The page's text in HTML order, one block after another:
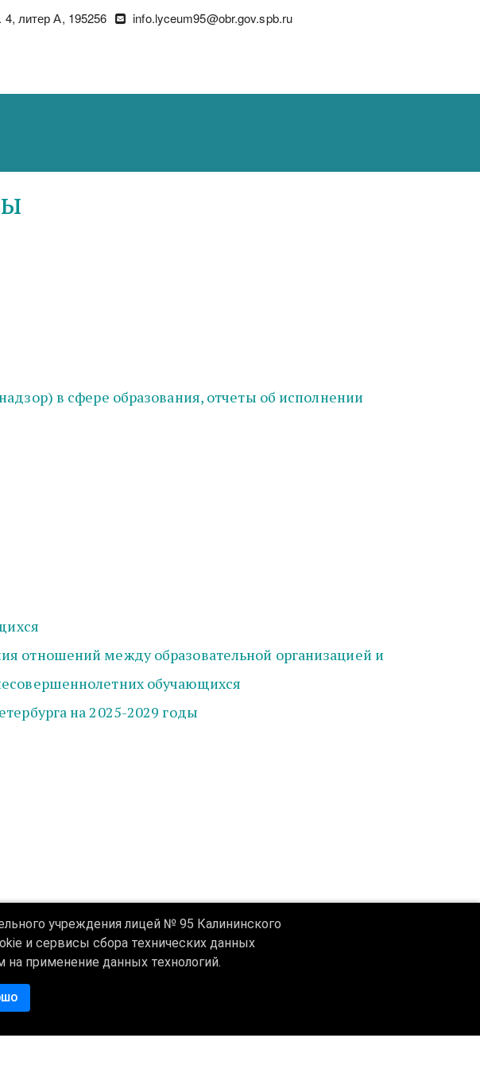
4, литер А, 195256 info.lyceum95@obr.gov.spb.ru
в сфере образования, отчеты об исполнении
отношений между образовательной организацией и
обучающихся
на 2025-2029 годы
учреждения лицей № 95 Калининского
и сервисы сбора технических данных
на применение данных технологий.